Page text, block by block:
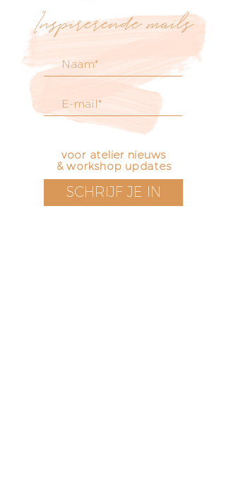
Inspirerende mails
voor atelier nieuws
& workshop updates
SCHRIJF JE IN